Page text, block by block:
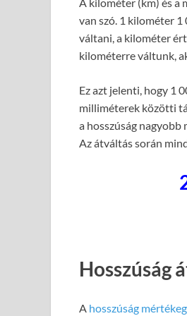
van szó. 1 kilométer
váltani, a kilométer
kilométerre váltunk,
Ez azt jelenti, hogy 1
milliméterek közötti
a hosszúság
Az átváltás során
Hosszúság
A hosszúság